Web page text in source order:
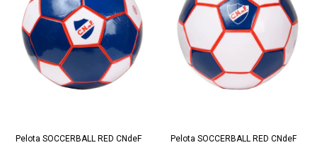
Pelota SOCCERBALL RED CNdeF
Pelota SOCCERBALL RED CNdeF